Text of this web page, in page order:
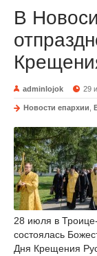
В
adminlojok 29
Новости епархии
28 июля в
состоялась
Дня Крещения